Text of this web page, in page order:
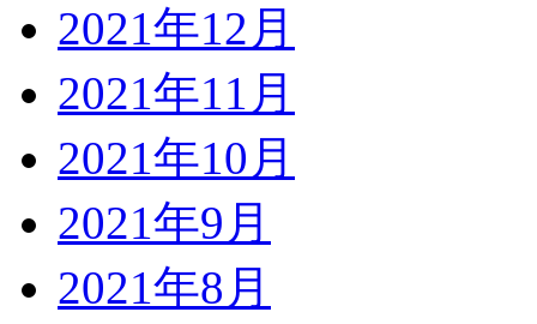
2021年12月
2021年11月
2021年10月
2021年9月
2021年8月